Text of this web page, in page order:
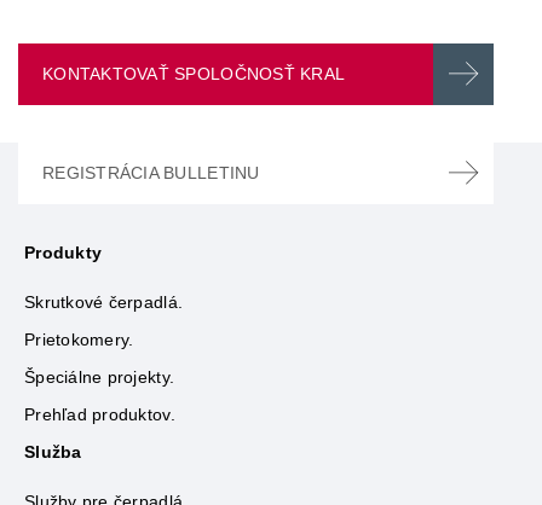
KONTAKTOVAŤ SPOLOČNOSŤ KRAL
REGISTRÁCIA BULLETINU
Produkty
Skrutkové čerpadlá.
Prietokomery.
Špeciálne projekty.
Prehľad produktov.
Služba